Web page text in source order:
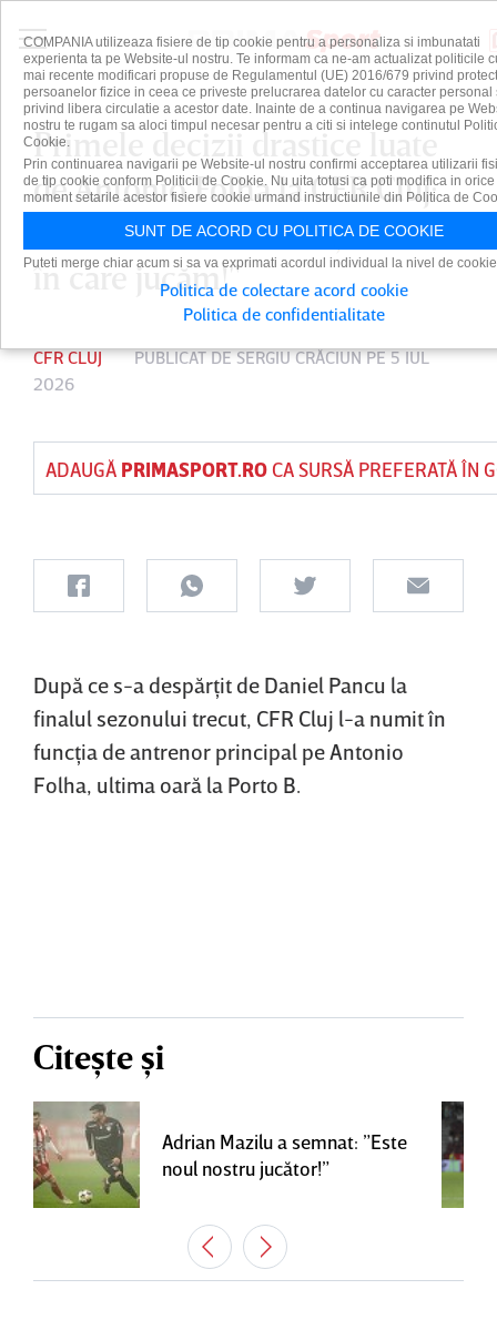
Primele decizii drastice luate
de Antonio Folha la CFR Cluj:
"A schimbat sistemul şi modul
în care jucăm!"
CFR CLUJ PUBLICAT DESERGIU CRĂCIUNPE 5 IUL
2026
ADAUGĂ PRIMASPORT.ROCA SURSĂ PREFERATĂ ÎN
După ce s-a despărţit de Daniel Pancu la
finalul sezonului trecut, CFR Cluj l-a numit în
funcţia de antrenor principal pe Antonio
Folha, ultima oară la Porto B.
Citește și
Adrian Mazilu a semnat: ”Este
noul nostru jucător!”
COMPANIA utilizeaza fisiere de tip cookie pentru a personaliza si imbunatati
experienta ta pe Website-ul nostru. Te informam ca ne-am actualizat politicile
mai recente modificari propuse de Regulamentul (UE) 2016/679 privind
persoanelor fizice in ceea ce priveste prelucrarea datelor cu caracter personal
privind libera circulatie a acestor date. Inainte de a continua navigarea pe
nostru te rugam sa aloci timpul necesar pentru a citi si intelege continutul
Cookie.
Prin continuarea navigarii pe Website-ul nostru confirmi acceptarea utilizarii
de tip cookie conform Politicii de Cookie. Nu uita totusi ca poti modifica in orice
moment setarile acestor fisiere cookie urmand instructiunile din Politica de
SUNT DE ACORD CU POLITICA DE COOKIE
Puteti merge chiar acum si sa va exprimati acordul individual la nivel de
Politica de colectare acord cookie
Politica de confidentialitate